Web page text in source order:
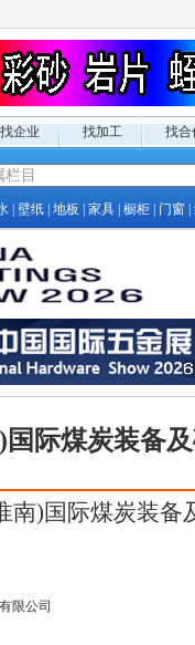
找企业 找加工 找合
壁纸 地板 家具 橱柜 门窗
际煤炭装备
南)国际煤炭装备
限公司